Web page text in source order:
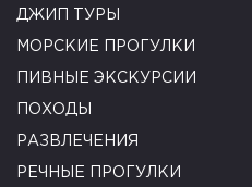
ДЖИП ТУРЫ
МОРСКИЕ ПРОГУЛКИ
ПИВНЫЕ ЭКСКУРСИИ
ПОХОДЫ
РАЗВЛЕЧЕНИЯ
РЕЧНЫЕ ПРОГУЛКИ